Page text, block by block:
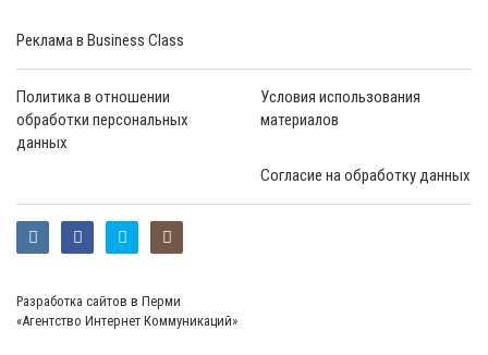
Реклама в Business Class
Политика в отношении
обработки персональных
данных
Условия использования
материалов
Согласие на обработку данных
Разработка сайтов в Перми
«Агентство Интернет Коммуникаций»